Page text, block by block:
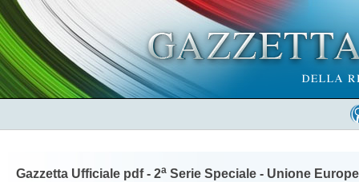
Gazzetta Ufficiale pdf - 2a Serie Speciale - Unione